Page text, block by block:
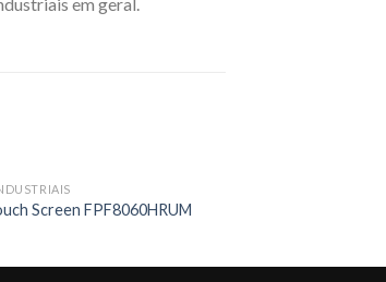
Screen FPF8060HRUM